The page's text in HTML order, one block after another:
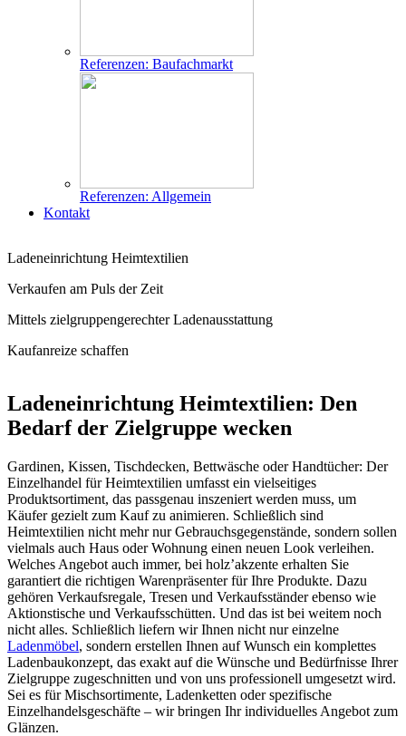
Referenzen: Baufachmarkt
Referenzen: Allgemein
Kontakt
Ladeneinrichtung Heimtextilien
Verkaufen am Puls der Zeit
Mittels zielgruppengerechter Ladenausstattung
Kaufanreize schaffen
Ladeneinrichtung Heimtextilien: Den
Bedarf der Zielgruppe wecken
Gardinen, Kissen, Tischdecken, Bettwäsche oder Handtücher: Der
Einzelhandel für Heimtextilien umfasst ein vielseitiges
Produktsortiment, das passgenau inszeniert werden muss, um
Käufer gezielt zum Kauf zu animieren. Schließlich sind
Heimtextilien nicht mehr nur Gebrauchsgegenstände, sondern sollen
vielmals auch Haus oder Wohnung einen neuen Look verleihen.
Welches Angebot auch immer, bei holz’akzente erhalten Sie
garantiert die richtigen Warenpräsenter für Ihre Produkte. Dazu
gehören Verkaufsregale, Tresen und Verkaufsständer ebenso wie
Aktionstische und Verkaufsschütten. Und das ist bei weitem noch
nicht alles. Schließlich liefern wir Ihnen nicht nur einzelne
Ladenmöbel, sondern erstellen Ihnen auf Wunsch ein komplettes
Ladenbaukonzept, das exakt auf die Wünsche und Bedürfnisse Ihrer
Zielgruppe zugeschnitten und von uns professionell umgesetzt wird.
Sei es für Mischsortimente, Ladenketten oder spezifische
Einzelhandelsgeschäfte – wir bringen Ihr individuelles Angebot zum
Glänzen.